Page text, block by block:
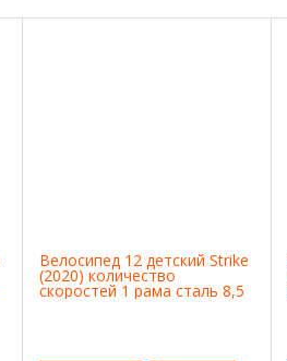
Велосипед 12 детский Strike
(2020) количество
скоростей 1 рама сталь 8,5
красный